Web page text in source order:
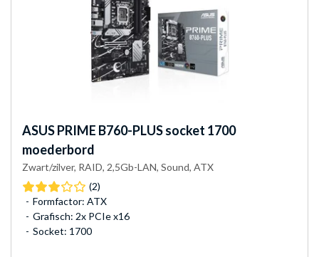
ASUSPRIME B760-PLUS socket 1700
moederbord
Zwart/zilver, RAID, 2,5Gb-LAN, Sound, ATX
(2)
Formfactor: ATX
Grafisch: 2x PCIe x16
Socket: 1700